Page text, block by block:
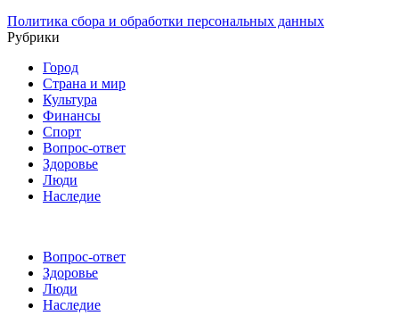
Политика сбора и обработки персональных данных
Рубрики
Город
Страна и мир
Культура
Финансы
Спорт
Вопрос-ответ
Здоровье
Люди
Наследие
Вопрос-ответ
Здоровье
Люди
Наследие